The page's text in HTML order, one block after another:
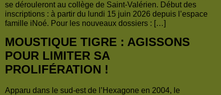
se dérouleront au collège de Saint-Valérien. Début des
inscriptions : à partir du lundi 15 juin 2026 depuis l’espace
famille iNoé. Pour les nouveaux dossiers : […]
MOUSTIQUE TIGRE : AGISSONS
POUR LIMITER SA
PROLIFÉRATION !
Apparu dans le sud-est de l’Hexagone en 2004, le